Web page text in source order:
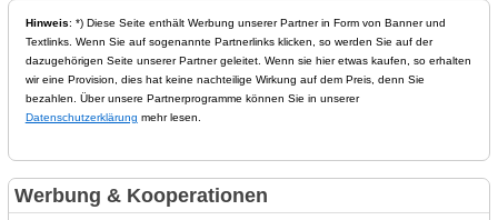
Hinweis: *) Diese Seite enthält Werbung unserer Partner in Form von Banner und
Textlinks. Wenn Sie auf sogenannte Partnerlinks klicken, so werden Sie auf der
dazugehörigen Seite unserer Partner geleitet. Wenn sie hier etwas kaufen, so erhalten
wir eine Provision, dies hat keine nachteilige Wirkung auf dem Preis, denn Sie
bezahlen. Über unsere Partnerprogramme können Sie in unserer
Datenschutzerklärung mehr lesen.
Werbung & Kooperationen